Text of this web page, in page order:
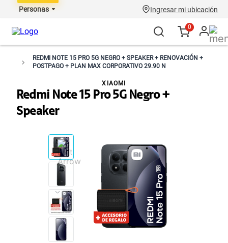
Personas Ingresar mi ubicación
0
REDMI NOTE 15 PRO 5G NEGRO + SPEAKER + RENOVACIÓN +
POSTPAGO + PLAN MAX CORPORATIVO 29.90 N
Redmi Note 15 Pro 5G Negro +
Speaker
XIAOMI